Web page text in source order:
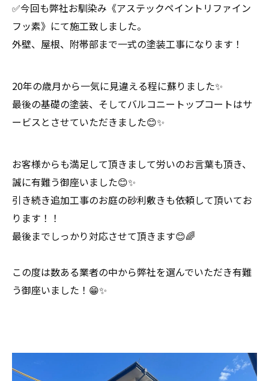
✅今回も弊社お馴染み《アステックペイントリファイン
フッ素》にて施工致しました。
外壁、屋根、附帯部まで一式の塗装工事になります！
20年の歳月から一気に見違える程に蘇りました✨
最後の基礎の塗装、そしてバルコニートップコートはサ
ービスとさせていただきました😊✨
お客様からも満足して頂きまして労いのお言葉も頂き、
誠に有難う御座いました😊✨
引き続き追加工事のお庭の砂利敷きも依頼して頂いてお
ります！！
最後までしっかり対応させて頂きます😊🌈
この度は数ある業者の中から弊社を選んでいただき有難
う御座いました！😁✨